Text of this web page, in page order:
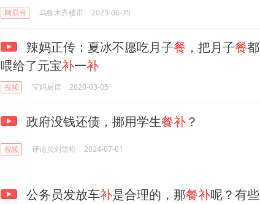
网易号 乌鲁木齐楼市 2025-06-25
辣妈正传：夏冰不愿吃月子餐 ，把月子餐都
喂给了元宝补一补
视频 宝妈厨房 2020-03-05
政府没钱还债，挪用学生餐补？
视频 评论员刘雪松 2024-07-01
公务员发放车补是合理的，那餐补呢？有些